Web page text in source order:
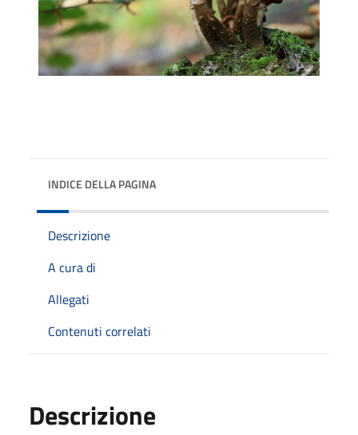
INDICE DELLA PAGINA
Descrizione
A cura di
Allegati
Contenuti correlati
Descrizione